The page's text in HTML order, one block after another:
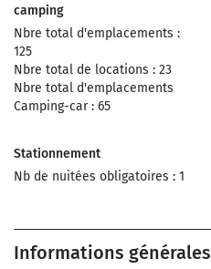
camping
Nbre total d'emplacements :
125
Nbre total de locations : 23
Nbre total d'emplacements
Camping-car : 65
Stationnement
Nb de nuitées obligatoires : 1
Informations générales